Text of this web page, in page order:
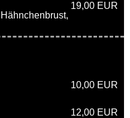
19,00 EUR
10,00 EUR
12,00 EUR